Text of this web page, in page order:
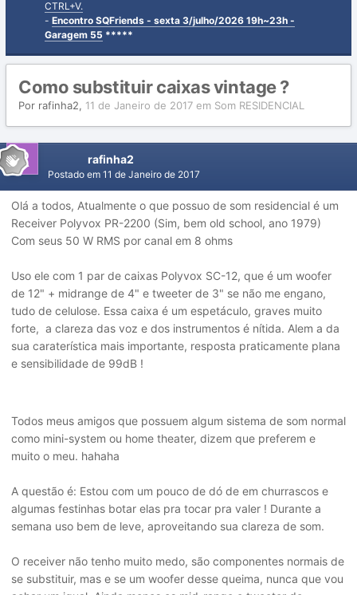
CTRL+V.
- Encontro SQFriends - sexta 3/julho/2026 19h~23h -
Garagem 55 *****
Como substituir caixas vintage ?
Por rafinha2, 11 de Janeiro de 2017 em Som RESIDENCIAL
rafinha2
Postado em 11 de Janeiro de 2017
Olá a todos, Atualmente o que possuo de som residencial é um
Receiver Polyvox PR-2200 (Sim, bem old school, ano 1979)
Com seus 50 W RMS por canal em 8 ohms
Uso ele com 1 par de caixas Polyvox SC-12, que é um woofer
de 12" + midrange de 4" e tweeter de 3" se não me engano,
tudo de celulose. Essa caixa é um espetáculo, graves muito
forte, a clareza das voz e dos instrumentos é nítida. Alem a da
sua caraterística mais importante, resposta praticamente plana
e sensibilidade de 99dB !
Todos meus amigos que possuem algum sistema de som normal
como mini-system ou home theater, dizem que preferem e
muito o meu. hahaha
A questão é: Estou com um pouco de dó de em churrascos e
algumas festinhas botar elas pra tocar pra valer ! Durante a
semana uso bem de leve, aproveitando sua clareza de som.
O receiver não tenho muito medo, são componentes normais de
se substituir, mas e se um woofer desse queima, nunca que vou